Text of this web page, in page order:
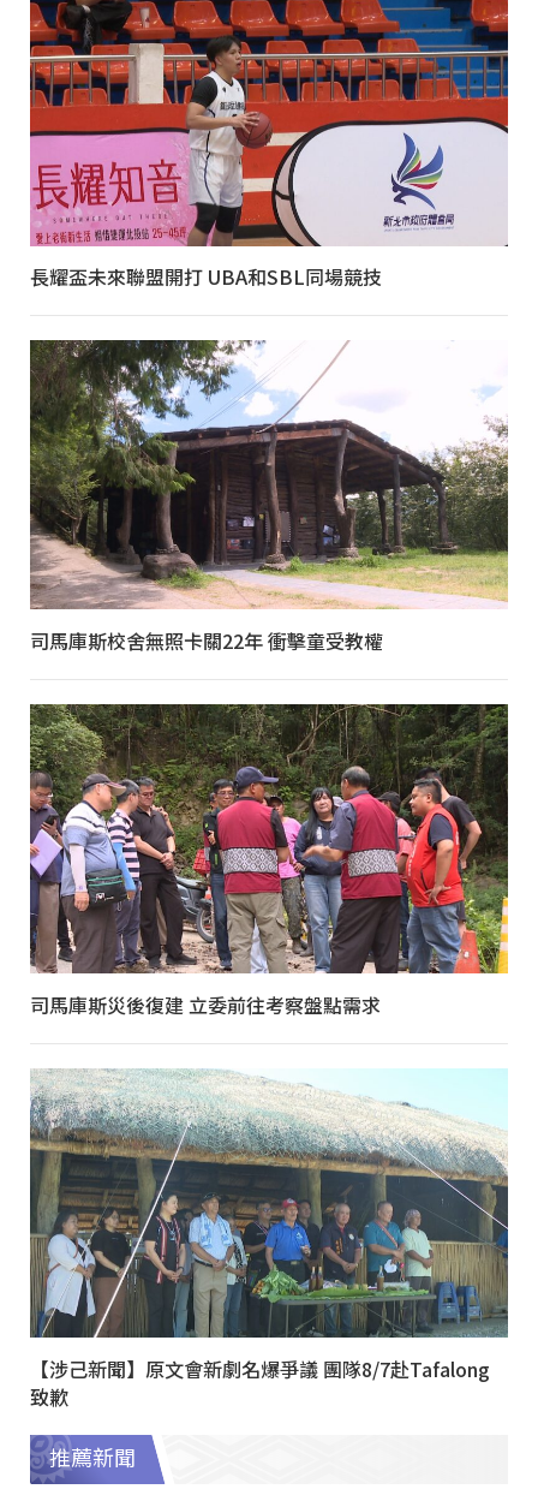
長耀盃未來聯盟開打 UBA和SBL同場競技
司馬庫斯校舍無照卡關22年 衝擊童受教權
司馬庫斯災後復建 立委前往考察盤點需求
【涉己新聞】原文會新劇名爆爭議 團隊8/7赴Tafalong
致歉
推薦新聞